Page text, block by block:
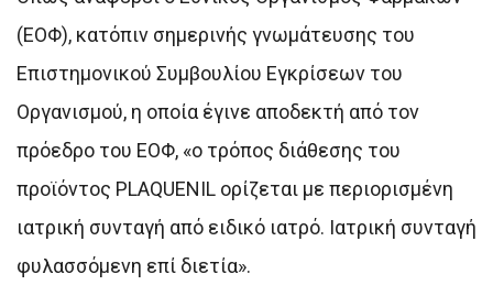
(ΕΟΦ), κατόπιν σημερινής γνωμάτευσης του
Επιστημονικού Συμβουλίου Εγκρίσεων του
Οργανισμού, η οποία έγινε αποδεκτή από τον
πρόεδρο του ΕΟΦ, «ο τρόπος διάθεσης του
προϊόντος PLAQUENIL ορίζεται με περιορισμένη
ιατρική συνταγή από ειδικό ιατρό. Ιατρική συνταγή
φυλασσόμενη επί διετία».